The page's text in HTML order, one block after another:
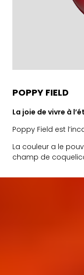
POPPY FIELD
La joie de vivre à
Poppy Field est
La couleur a le
champ de